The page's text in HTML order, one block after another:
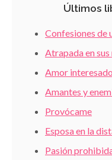
Últimos
Confesiones de
Atrapada en sus
Amor interesado
Amantes y
Provócame
Esposa en la
Pasión